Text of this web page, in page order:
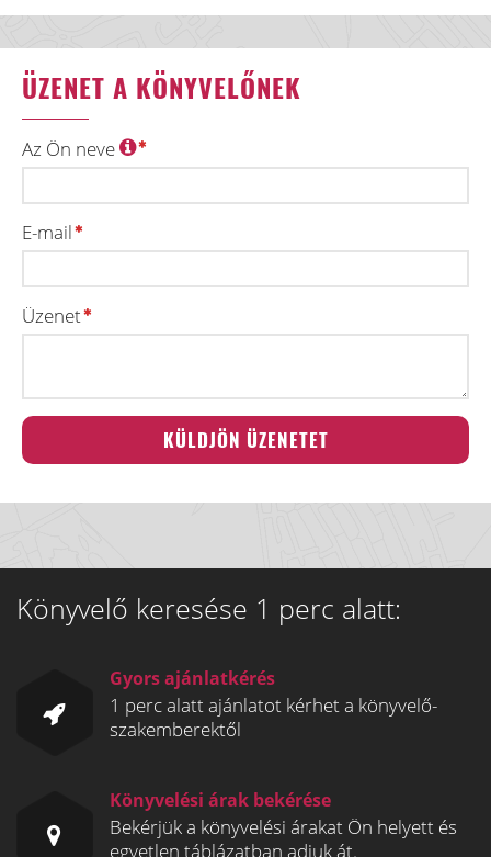
ÜZENET A KÖNYVELŐNEK
Az Ön neve
E-mail
Üzenet
Könyvelő keresése 1 perc alatt:
Gyors ajánlatkérés
1 perc alatt ajánlatot kérhet a könyvelő-
szakemberektől
Könyvelési árak bekérése
Bekérjük a könyvelési árakat Ön helyett és
egyetlen táblázatban adjuk át.